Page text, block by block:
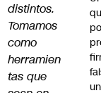
distintos.
Tomamos
como
herramien
tas que